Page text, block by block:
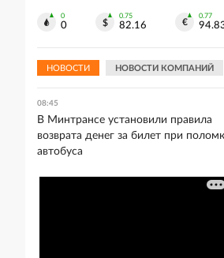
0
0
0.75
82.16
0.77
НОВОСТИ НОВОСТИ КОМПАНИЙ
усиленной охраной
08:45
В Минтрансе установили правила
возврата денег за билет при
автобуса